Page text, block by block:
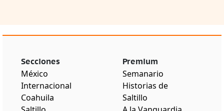
Secciones
México
Internacional
Coahuila
Premium
Semanario
Historias de
Saltillo